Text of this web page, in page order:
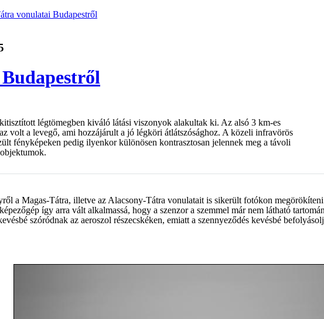
vonulatai Budapestről
légtömegben kiváló látási viszonyok alakultak ki. Az alsó 3 km-es
volt a levegő, ami hozzájárult a jó légköri átlátszósághoz. A közeli infravörös
fényképeken pedig ilyenkor különösen kontrasztosan jelennek meg a távoli
a Magas-Tátra, illetve az Alacsony-Tátra vonulatait is sikerült fotókon
így arra vált alkalmassá, hogy a szenzor a szemmel már nem látható
szóródnak az aeroszol részecskéken, emiatt a szennyeződés kevésbé